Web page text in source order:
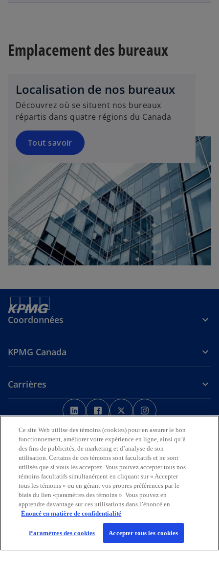
Emplacement des bureaux
Localisation de nos bureaux
Découvrez où se situent nos bureaux
répartis dans quatre régions du Canada
Tout savoir
Coordonnées
KPMG Canada
Carrières
s
’
o
u
v
r
e
d
a
n
u
s
’
o
u
v
r
e
d
a
n
s
u
n
s
’
o
u
v
r
e
d
a
n
s
u
n
’
o
u
v
r
e
d
a
n
s
u
n
Avis juridiqueConfidentialité Aide
Nous reconnaissons en toute déférence que les bureaux de KPMG
sur l’Île de la Tortue (Amérique du Nord) sont situés sur les
territoires traditionnels, visés par traité et non cédés des Premières
Nations, des Inuits et des Métis.
© 2026 KPMG s.r.l./S.E.N.C.R.L., société à responsabilité limitée de
l’Ontario et cabinet membre de l’organisation mondiale KPMG de
cabinets indépendants affiliés à KPMG International Limited, société
de droit anglais à responsabilité limitée par garantie. Tous droits
Pour en savoir plus sur la structure de l’organisation mondiale KPMG,
visitezhttps://kpmg.com/governances
(en anglais).
Ce site Web utilise des témoins (cookies) pour en assurer le bon
fonctionnement, améliorer votre expérience en ligne, ainsi qu’à
des fins de publicités, de marketing et d’analyse de son
utilisation. Certains de ces témoins sont facultatifs et ne sont
utilisés que si vous les acceptez. Vous pouvez accepter tous nos
témoins facultatifs simultanément en cliquant sur « Accepter
tous les témoins » ou en gérant vos propres préférences par le
biais du lien «paramètres des témoins ». Vous pouvez en
apprendre davantage sur ces utilisations dans l’énoncé en
Énoncé en matière de confidentialité
Paramètres des cookies Accepter tous les cookies